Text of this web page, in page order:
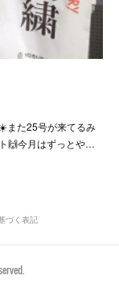
また25号が来てるみ
🙌今月はずっとや…
づく表記